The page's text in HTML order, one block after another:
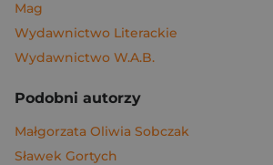
Mag
Wydawnictwo Literackie
Wydawnictwo W.A.B.
Podobni autorzy
Małgorzata Oliwia Sobczak
Sławek Gortych